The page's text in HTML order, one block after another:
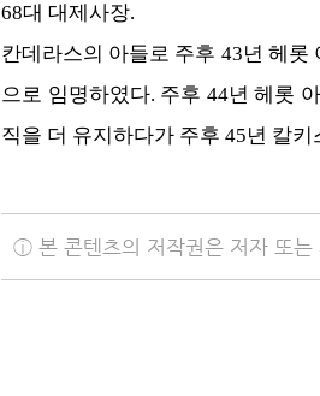
68대 대제사장.
칸데라스의 아들로 주후 43년 헤
으로 임명하였다. 주후 44년 헤롯
직을 더 유지하다가 주후 45년 칼
ⓘ 본 콘텐츠의 저작권은 저자 또는